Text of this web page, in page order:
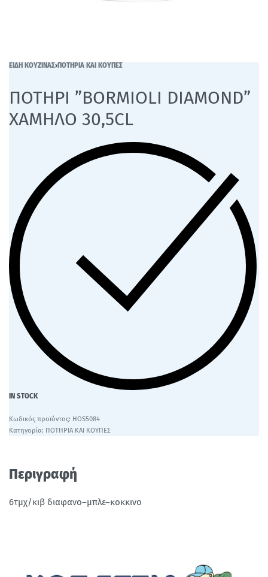
ΕΙΔΗ ΚΟΥΖΙΝΑΣ›ΠΟΤΗΡΙΑ ΚΑΙ ΚΟΥΠΕΣ
ΠΟΤΗΡΙ ”BORMIOLI DIAMOND”
ΧΑΜΗΛΟ 30,5CL
IN STOCK
HOS5084
Κατηγορία: ΠΟΤΗΡΙΑ ΚΑΙ ΚΟΥΠΕΣ
Περιγραφή
6τμχ/κιβ διαφανο–μπλε–κοκκινο